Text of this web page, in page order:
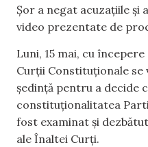
Șor a negat acuzațiile și
video prezentate de
Luni, 15 mai, cu
Curții Constituționale
ședință pentru a decide
constituționalitatea
fost examinat și
ale Înaltei Curți.